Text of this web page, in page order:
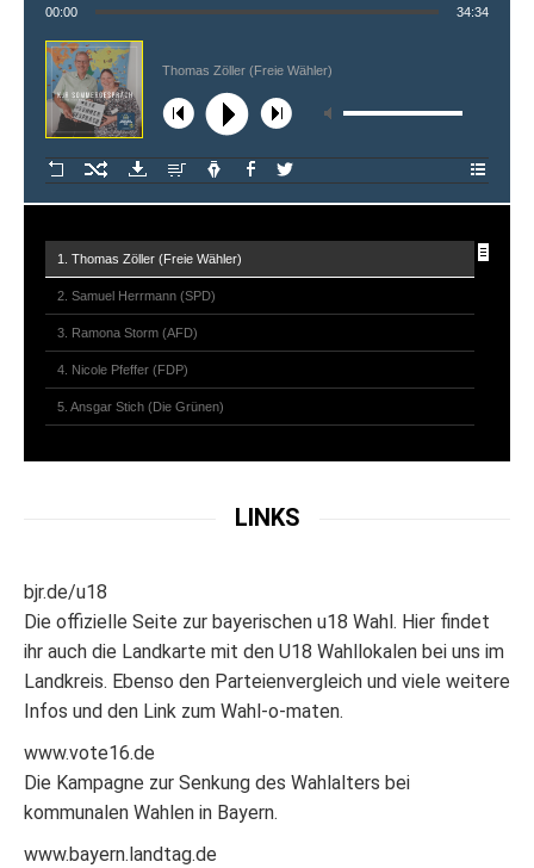
00:00 34:34
Thomas Zöller (Freie Wähler)
1. Thomas Zöller (Freie Wähler)
2. Samuel Herrmann (SPD)
3. Ramona Storm (AFD)
4. Nicole Pfeffer (FDP)
5. Ansgar Stich (Die Grünen)
LINKS
bjr.de/u18
Die offizielle Seite zur bayerischen u18 Wahl. Hier findet
ihr auch die Landkarte mit den U18 Wahllokalen bei uns im
Landkreis. Ebenso den Parteienvergleich und viele weitere
Infos und den Link zum Wahl-o-maten.
www.vote16.de
Die Kampagne zur Senkung des Wahlalters bei
kommunalen Wahlen in Bayern.
www.bayern.landtag.de